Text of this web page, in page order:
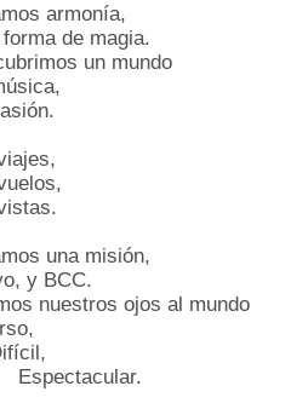
armonía,
de magia.
un mundo
una misión,
y BCC.
nuestros ojos al mundo